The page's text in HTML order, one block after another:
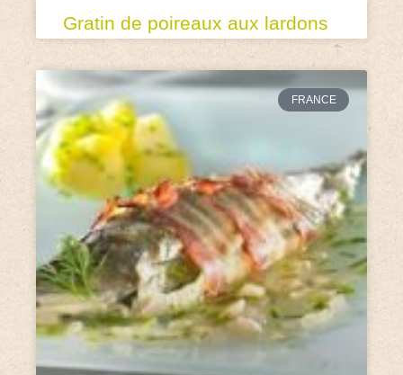
Gratin de poireaux aux lardons
FRANCE